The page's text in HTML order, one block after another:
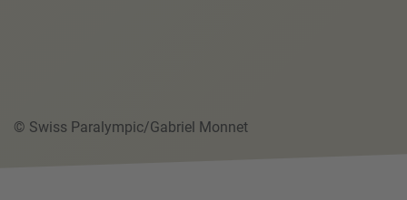
© Swiss Paralympic/Gabriel Monnet